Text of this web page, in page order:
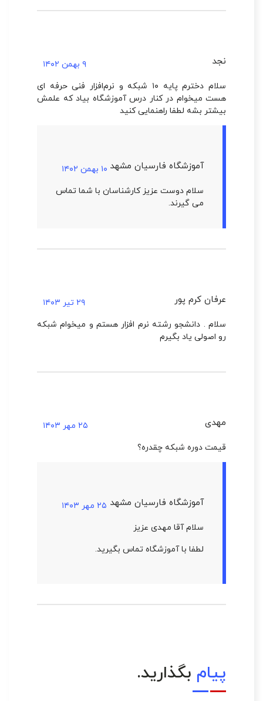
نجد
۹ بهمن ۱۴۰۲
سلام دخترم پایه ۱۰ شبکه و نرم‌افزار فنی حرفه ای
هست میخوام در کنار درس آموزشگاه بیاد که علمش
بیشتر بشه لطفا راهنمایی کنید
آموزشگاه فارسیان مشهد ۱۰ بهمن ۱۴۰۲
سلام دوست عزیز کارشناسان با شما تماس
می گیرند.
عرفان کرم پور
۲۹ تیر ۱۴۰۳
سلام . دانشجو رشته نرم افزار هستم و میخوام شبکه
رو اصولی یاد بگیرم
مهدی
۲۵ مهر ۱۴۰۳
قیمت دوره شبکه چقدره؟
آموزشگاه فارسیان مشهد ۲۵ مهر ۱۴۰۳
سلام آقا مهدی عزیز
لطفا با آموزشگاه تماس بگیرید.
پیام بگذارید.